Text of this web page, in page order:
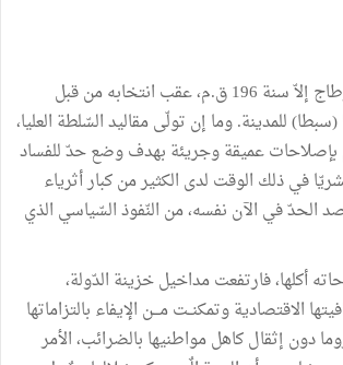
لم يعد حنّبعل إلى قرطاج إلاّ سنة 196 ق.م، عقب انتخابه من قبل
للمدينة. وما إن تولّى مقاليد السّلطة العليا،
عميقة وجريئة بهدف وضع حدّ للفساد
في ذلك الوقت لدى الكثير من كبار أثرياء
الحدّ في الآن نفسه، من النّفوذ السّياسي الذي
أكلها، فارتفعت مداخيل خزينة الدّولة،
الاقتصادية وتمكنــت مـــن الإيفاء بالتزاماتها
دون إثقال كاهل مواطنيها بالضرائب، الأمر